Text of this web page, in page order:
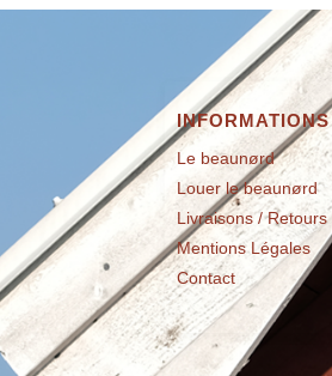
INFORMATIONS
Le beaunørd
Louer le beaunørd
Livraisons / Retours
Mentions Légales
Contact